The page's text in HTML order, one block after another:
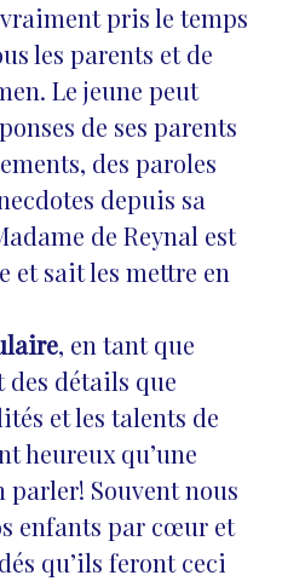
pris le temps
les parents et de
Le jeune peut
de ses parents
des paroles
depuis sa
de Reynal est
et sait les mettre en
, en tant que
des détails que
et les talents de
heureux qu’une
parler! Souvent nous
enfants par cœur et
qu’ils feront ceci